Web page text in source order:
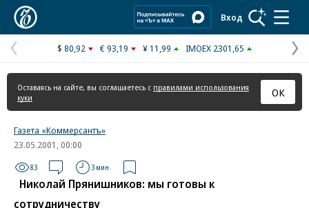
Вход
Предыдущая
страница
$ 80,92 € 93,19 ¥ 11,99 IMOEX 2301,65
Оставаясь на сайте, вы соглашаетесь с правилами использования
куки
ОК
Газета «Коммерсантъ»
23.05.2001, 00:00
83 3 мин.
Николай Прянишников: мы готовы к
сотрудничеству